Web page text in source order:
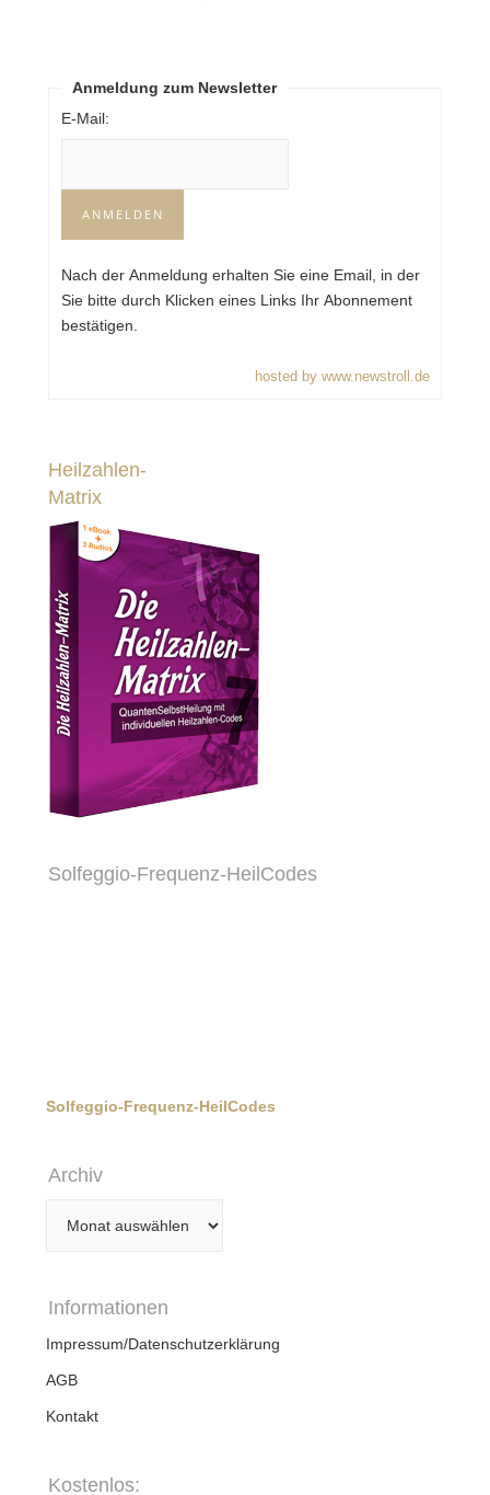
Anmeldung zum Newsletter
E-Mail:
Nach der Anmeldung erhalten Sie eine Email, in der
Sie bitte durch Klicken eines Links Ihr Abonnement
bestätigen.
hosted by www.newstroll.de
Heilzahlen-
Matrix
Solfeggio-Frequenz-HeilCodes
Solfeggio-Frequenz-HeilCodes
Archiv
Informationen
Impressum/Datenschutzerklärung
AGB
Kontakt
Kostenlos: